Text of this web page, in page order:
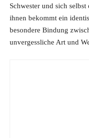
Schwester und sich
ihnen bekommt ein
besondere Bindung
unvergessliche Art und